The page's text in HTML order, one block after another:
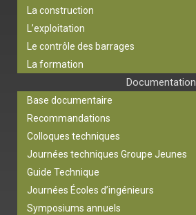
La construction
L’exploitation
Le contrôle des barrages
La formation
Documentation
Base documentaire
Recommandations
Colloques techniques
Journées techniques Groupe Jeunes
Guide Technique
Journées Écoles d’ingénieurs
Symposiums annuels